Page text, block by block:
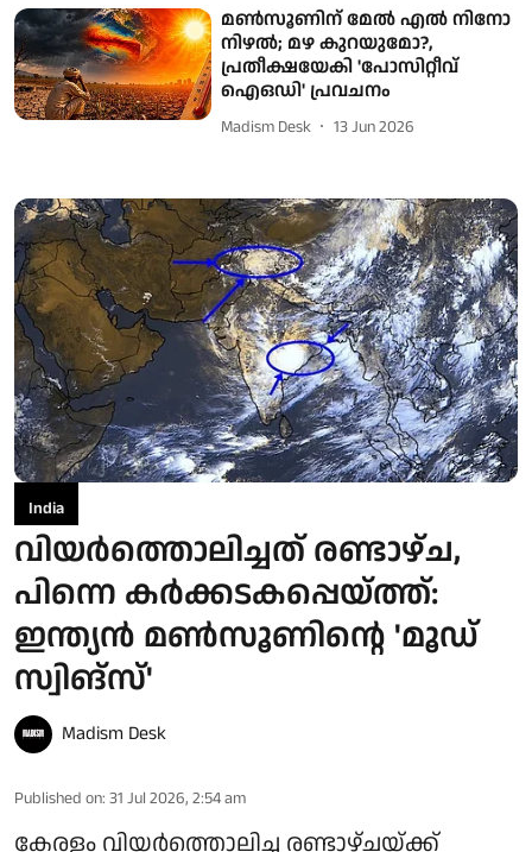
മണ്‍സൂണിന് മേല്‍ എല്‍ നിനോ
നിഴല്‍; മഴ കുറയുമോ?,
പ്രതീക്ഷയേകി 'പോസിറ്റീവ്
ഐഒഡി' പ്രവചനം
Madism Desk 13 Jun 2026
India
വിയർത്തൊലിച്ചത് രണ്ടാഴ്ച,
പിന്നെ കർക്കടകപ്പെയ്ത്ത്:
ഇന്ത്യൻ മൺസൂണിന്റെ 'മൂഡ്
സ്വിങ്സ്'
Madism Desk
Published on: 31 Jul 2026, 2:54 am
കേരളം വിയർത്തൊലിച്ച രണ്ടാഴ്ചയ്ക്ക്